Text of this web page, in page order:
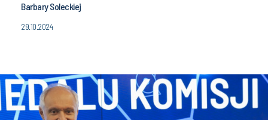
Barbary Soleckiej
29.10.2024